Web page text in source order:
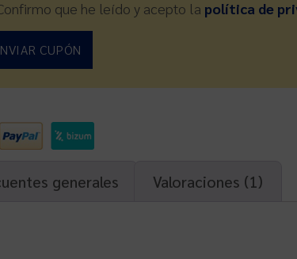
que he leído y acepto la política de
CUPÓN
generales Valoraciones (1)